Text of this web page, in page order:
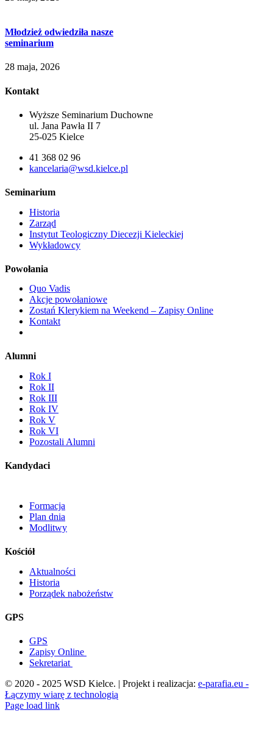
Młodzież odwiedziła nasze
seminarium
28 maja, 2026
Kontakt
Wyższe Seminarium Duchowne
ul. Jana Pawła II 7
25-025 Kielce
41 368 02 96
kancelaria@wsd.kielce.pl
Seminarium
Historia
Zarząd
Instytut Teologiczny Diecezji Kieleckiej
Wykładowcy
Powołania
Quo Vadis
Akcje powołaniowe
Zostań Klerykiem na Weekend – Zapisy Online
Kontakt
Alumni
Rok I
Rok II
Rok III
Rok IV
Rok V
Rok VI
Pozostali Alumni
Kandydaci
Formacja
Plan dnia
Modlitwy
Kościół
Aktualności
Historia
Porządek nabożeństw
GPS
GPS
Zapisy Online
Sekretariat
© 2020 - 2025 WSD Kielce. | Projekt i realizacja: e-parafia.eu -
Łączymy wiarę z technologią
Facebook
YouTube
YouTube
Page load link